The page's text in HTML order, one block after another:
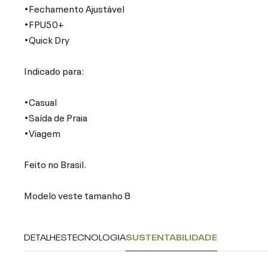
•Fechamento Ajustável
•FPU50+
•Quick Dry
Indicado para:
•Casual
•Saída de Praia
•Viagem
Feito no Brasil.
Modelo veste tamanho 8
DETALHESTECNOLOGIASUSTENTABILIDADE